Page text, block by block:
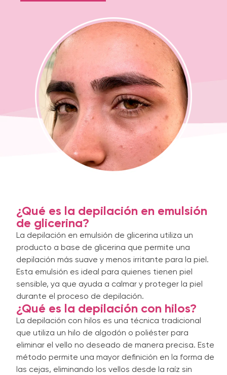
¿Qué es la depilación en emulsión
de glicerina?
La depilación en emulsión de glicerina utiliza un
producto a base de glicerina que permite una
depilación más suave y menos irritante para la piel.
Esta emulsión es ideal para quienes tienen piel
sensible, ya que ayuda a calmar y proteger la piel
durante el proceso de depilación.
¿Qué es la depilación con hilos?
La depilación con hilos es una técnica tradicional
que utiliza un hilo de algodón o poliéster para
eliminar el vello no deseado de manera precisa. Este
método permite una mayor definición en la forma de
las cejas, eliminando los vellos desde la raíz sin